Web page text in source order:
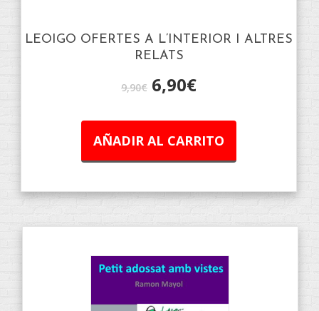
LEOIGO OFERTES A L’INTERIOR I ALTRES
RELATS
9,90€ 6,90€
AÑADIR AL CARRITO